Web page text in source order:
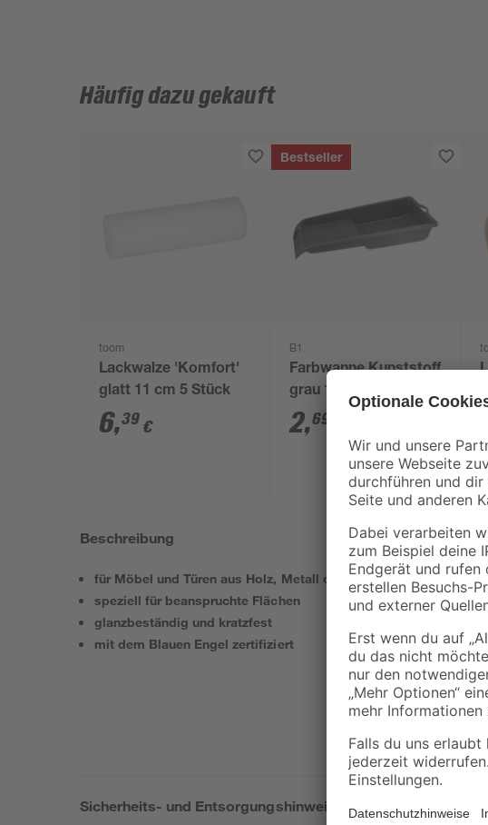
Häufig dazu gekauft
toom
Lackwalze 'Komfort'
glatt 11 cm 5 Stück
6,39 €
Bestseller
B1
Farbwanne Kunststoff
grau 15 x 32 cm
2,69
Beschreibung
für Möbel und Türen aus Holz, Metall oder Kunststoff
speziell für beanspruchte Flächen
glanzbeständig und kratzfest
mit dem Blauen Engel zertifiziert
Sicherheits- und Entsorgungshinweise